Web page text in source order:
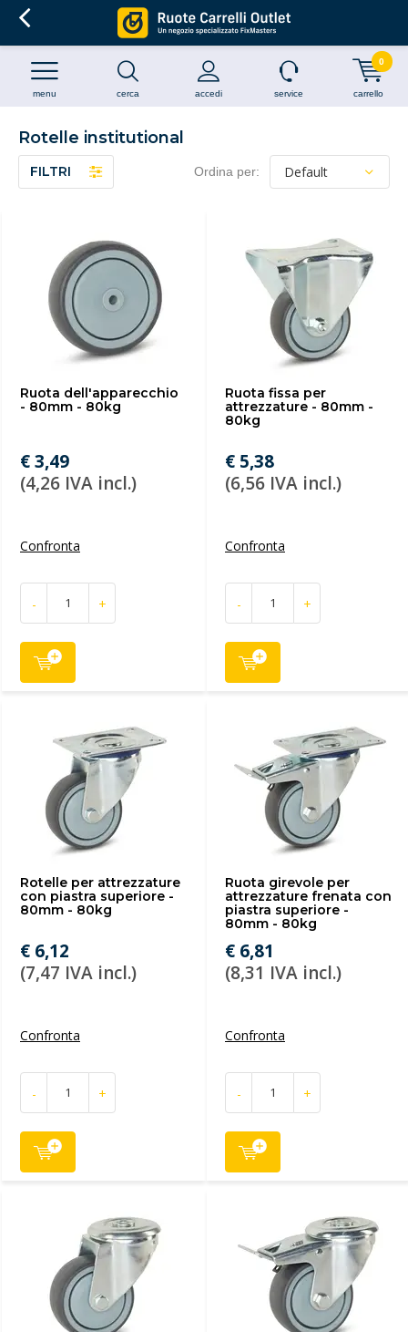
cerca accedi
menu service carrello
0
Rotelle institutional
FILTRI Ordina per:
Ruota dell'apparecchio
- 80mm - 80kg
€ 3,49
(4,26 IVA incl.)
Confronta
- +
Ruota fissa per
attrezzature - 80mm -
80kg
€ 5,38
(6,56 IVA incl.)
Confronta
- +
Rotelle per attrezzature
con piastra superiore -
80mm - 80kg
€ 6,12
(7,47 IVA incl.)
Confronta
- +
Ruota girevole per
attrezzature frenata con
piastra superiore -
80mm - 80kg
€ 6,81
(8,31 IVA incl.)
Confronta
- +